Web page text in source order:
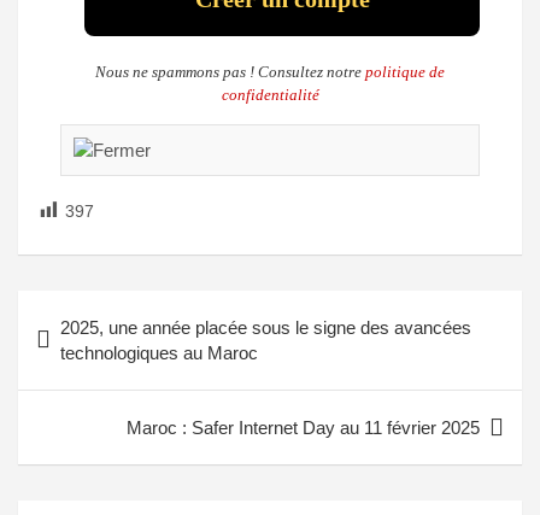
Nous ne spammons pas ! Consultez notre politique de
confidentialité
397
2025, une année placée sous le signe des avancées
technologiques au Maroc
Maroc : Safer Internet Day au 11 février 2025